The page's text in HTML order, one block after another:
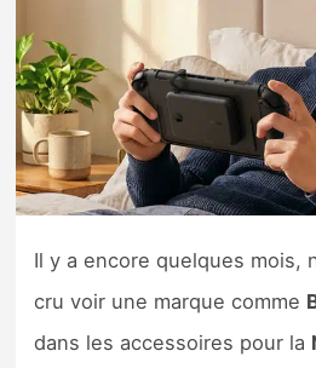
Tests de jeux
Tests d’accessoires
Autres tests
Previews
Précommandes jeux
Il y a encore quelques mois,
cru voir une marque comme
dans les accessoires pour la